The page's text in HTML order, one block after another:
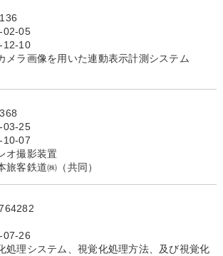
02-05
12-10
メラ画像を用いた連動表示計測システム
03-25
10-07
オ撮影装置
旅客鉄道㈱（共同）
07-26
処理システム、視覚化処理方法、及び視覚化